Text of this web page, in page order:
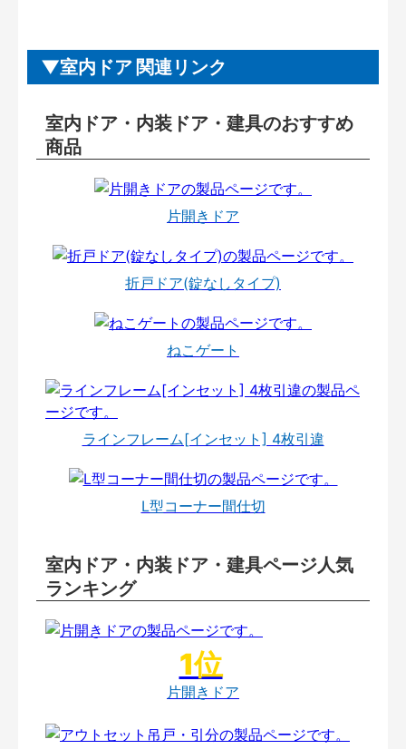
室内ドア 関連リンク
室内ドア・内装ドア・建具のおすすめ
商品
片開きドア
折戸ドア(錠なしタイプ)
ねこゲート
ラインフレーム[インセット] 4枚引違
L型コーナー間仕切
室内ドア・内装ドア・建具ページ人気
ランキング
片開きドア